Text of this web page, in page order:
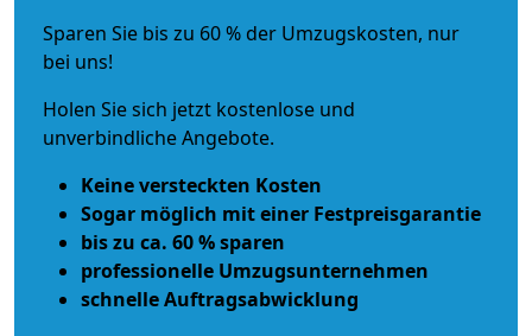
Sparen Sie bis zu 60 % der Umzugskosten, nur
bei uns!
Holen Sie sich jetzt kostenlose und
unverbindliche Angebote.
Keine versteckten Kosten
Sogar möglich mit einer Festpreisgarantie
bis zu ca. 60 % sparen
professionelle Umzugsunternehmen
schnelle Auftragsabwicklung